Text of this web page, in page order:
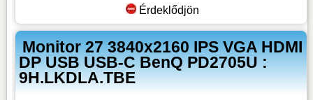
Érdeklődjön
Monitor 27 3840x2160 IPS VGA HDMI
DP USB USB-C BenQ PD2705U :
9H.LKDLA.TBE